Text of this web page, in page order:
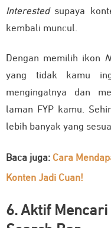
Interestedsupaya
kembali muncul.
Dengan memilih ikon
yang tidak kamu
mengingatnya dan
laman FYP kamu.
lebih banyak yang
Baca juga: Cara
Konten Jadi Cuan!
6. Aktif